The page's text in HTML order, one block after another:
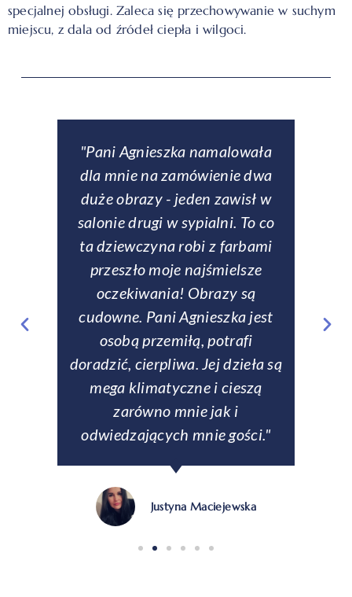
specjalnej obsługi. Zaleca się przechowywanie w suchym
miejscu, z dala od źródeł ciepła i wilgoci.
"Pani Agnieszka namalowała
dla mnie na zamówienie dwa
duże obrazy - jeden zawisł w
salonie drugi w sypialni. To co
ta dziewczyna robi z farbami
przeszło moje najśmielsze
oczekiwania! Obrazy są
cudowne. Pani Agnieszka jest
osobą przemiłą, potrafi
doradzić, cierpliwa. Jej dzieła są
mega klimatyczne i cieszą
zarówno mnie jak i
odwiedzających mnie gości."
Justyna Maciejewska